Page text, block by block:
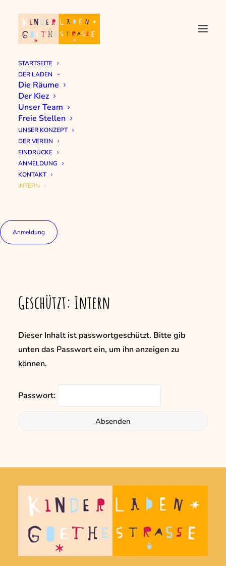
STARTSEITE
DER LADEN
Die Räume
Der Kiez
Unser Team
Freie Stellen
UNSER KONZEPT
DER VEREIN
EINDRÜCKE
ANMELDUNG
KONTAKT
INTERN
Anmeldung
Geschützt: Intern
Dieser Inhalt ist passwortgeschützt. Bitte gib
unten das Passwort ein, um ihn anzeigen zu
können.
Passwort: